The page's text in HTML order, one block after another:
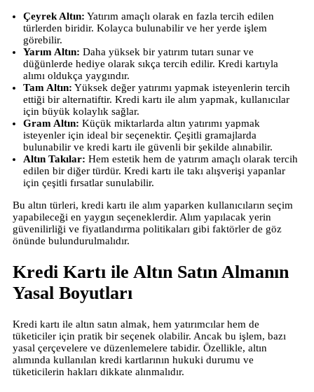
Çeyrek Altın: Yatırım amaçlı olarak en fazla tercih edilen
türlerden biridir. Kolayca bulunabilir ve her yerde işlem
görebilir.
Yarım Altın: Daha yüksek bir yatırım tutarı sunar ve
düğünlerde hediye olarak sıkça tercih edilir. Kredi kartıyla
alımı oldukça yaygındır.
Tam Altın: Yüksek değer yatırımı yapmak isteyenlerin tercih
ettiği bir alternatiftir. Kredi kartı ile alım yapmak, kullanıcılar
için büyük kolaylık sağlar.
Gram Altın: Küçük miktarlarda altın yatırımı yapmak
isteyenler için ideal bir seçenektir. Çeşitli gramajlarda
bulunabilir ve kredi kartı ile güvenli bir şekilde alınabilir.
Altın Takılar: Hem estetik hem de yatırım amaçlı olarak tercih
edilen bir diğer türdür. Kredi kartı ile takı alışverişi yapanlar
için çeşitli fırsatlar sunulabilir.
Bu altın türleri, kredi kartı ile alım yaparken kullanıcıların seçim
yapabileceği en yaygın seçeneklerdir. Alım yapılacak yerin
güvenilirliği ve fiyatlandırma politikaları gibi faktörler de göz
önünde bulundurulmalıdır.
Kredi Kartı ile Altın Satın Almanın
Yasal Boyutları
Kredi kartı ile altın satın almak, hem yatırımcılar hem de
tüketiciler için pratik bir seçenek olabilir. Ancak bu işlem, bazı
yasal çerçevelere ve düzenlemelere tabidir. Özellikle, altın
alımında kullanılan kredi kartlarının hukuki durumu ve
tüketicilerin hakları dikkate alınmalıdır.